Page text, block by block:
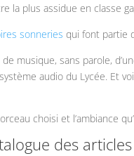
la plus assidue en classe
sonneries qui font partie
musique, sans parole,
audio du Lycée. Et
choisi et l’ambiance
des